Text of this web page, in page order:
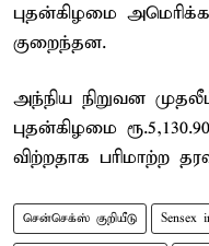
புதன்கிழமை
குறைந்தன.
அந்நிய நிறுவன
புதன்கிழமை
விற்றதாக பரிமாற்ற
சென்செக்ஸ் குறியீடு Sensex